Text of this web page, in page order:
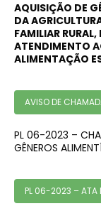
AQUISIÇÃO DE
DA
FAMILIAR
ATENDIMENTO
ALIMENTAÇÃO
AVISO DE
PL 06-2023 –
GÊNEROS
PL 06-2023 – ATA